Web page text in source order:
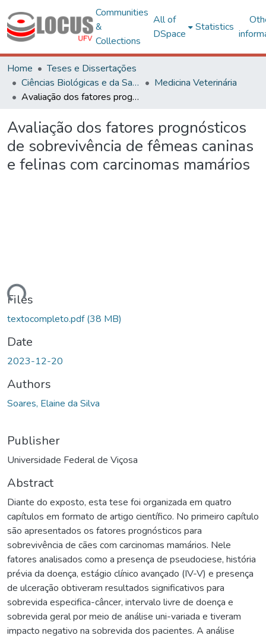
Communities
&
Collections
All of
DSpace
Statistics
Home
Teses e Dissertações
Ciências Biológicas e da Saúde
Medicina Veterinária
Avaliação dos fatores prognósticos de sobrevivência de fêmeas caninas e felinas com carcinomas mamários
Avaliação dos fatores prognósticos
de sobrevivência de fêmeas caninas
e felinas com carcinomas mamários
Files
textocompleto.pdf(38 MB)
Date
2023-12-20
Authors
Soares, Elaine da Silva
Publisher
Universidade Federal de Viçosa
Abstract
Diante do exposto, esta tese foi organizada em quatro
capítulos em formato de artigo científico. No primeiro capítulo
são apresentados os fatores prognósticos para
sobrevivência de cães com carcinomas mamários. Nele
fatores analisados como a presença de pseudociese, história
prévia da doença, estágio clínico avançado (IV-V) e presença
de ulceração obtiveram resultados significativos para
sobrevida especifica-câncer, intervalo livre de doença e
sobrevida geral por meio de análise uni-variada e tiveram
impacto negativo na sobrevida dos pacientes. A análise